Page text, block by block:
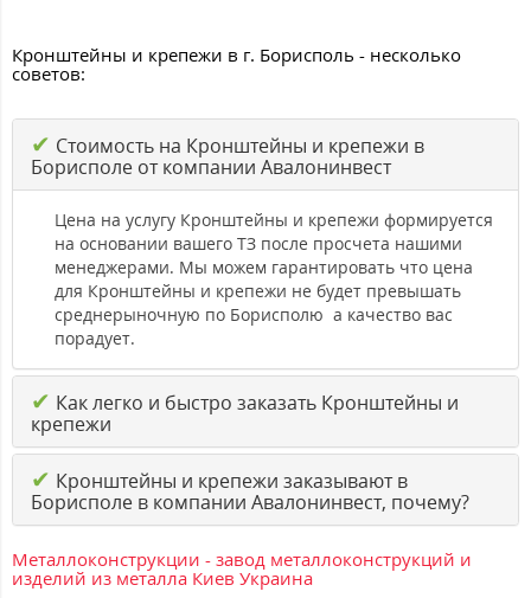
Кронштейны и крепежи в г. Борисполь - несколько
советов:
✔ Стоимость на Кронштейны и крепежи в
Борисполе от компании Авалонинвест
Цена на услугу Кронштейны и крепежи формируется
на основании вашего ТЗ после просчета нашими
менеджерами. Мы можем гарантировать что цена
для Кронштейны и крепежи не будет превышать
среднерыночную по Борисполю а качество вас
порадует.
✔ Как легко и быстро заказать Кронштейны и
крепежи
✔ Кронштейны и крепежи заказывают в
Борисполе в компании Авалонинвест, почему?
Металлоконструкции - завод металлоконструкций и
изделий из металла Киев Украина